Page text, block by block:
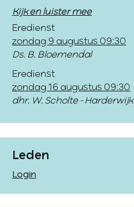
Kijk en luister mee
Eredienst
zondag 9 augustus 09:30
Ds. B. Bloemendal
Eredienst
zondag 16 augustus 09:30
dhr. W. Scholte - Harderwijk
Leden
Login